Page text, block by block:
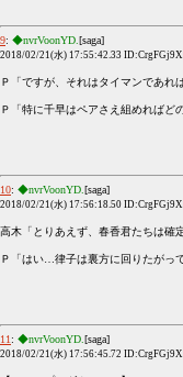
9: ◆nvrVoonYD. [saga]
2018/02/21(水) 17:55:42.33
Ｐ「ですが、それはタイマンであ
Ｐ「特に千早はペアさえ組めればど
10: ◆nvrVoonYD. [saga]
2018/02/21(水) 17:56:18.50
高木「とりあえず、春香君たちは確
Ｐ「はい…律子は裏方に回りたがっ
11 : ◆nvrVoonYD. [saga]
2018/02/21(水) 17:56:45.72